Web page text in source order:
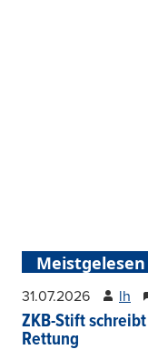
Meistgelesen
31.07.2026 lh
ZKB-Stift
Rettung